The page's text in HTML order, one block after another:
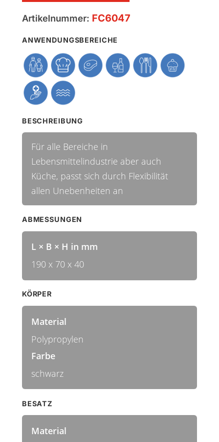
Artikelnummer: FC6047
ANWENDUNGSBEREICHE
BESCHREIBUNG
Für alle Bereiche in
Lebensmittelindustrie aber auch
Küche, passt sich durch Flexibilität
allen Unebenheiten an
ABMESSUNGEN
L × B × H in mm
190 x 70 x 40
KÖRPER
Material
Polypropylen
Farbe
schwarz
BESATZ
Material